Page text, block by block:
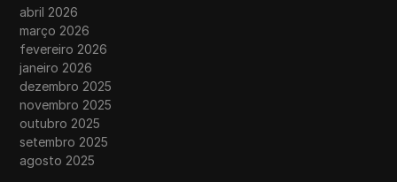
abril 2026
março 2026
fevereiro 2026
janeiro 2026
dezembro 2025
novembro 2025
outubro 2025
setembro 2025
agosto 2025